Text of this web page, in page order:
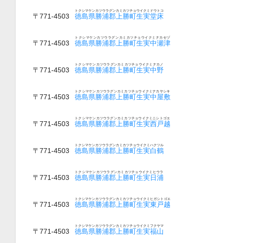
〒771-4503 徳島県勝浦郡上勝町生実堂床
トクシマケンカツウラグンカミカツチョウイクミドウトコ
〒771-4503 徳島県勝浦郡上勝町生実中瀬津
トクシマケンカツウラグンカミカツチョウイクミナカセヅ
〒771-4503 徳島県勝浦郡上勝町生実中野
トクシマケンカツウラグンカミカツチョウイクミナカノ
〒771-4503 徳島県勝浦郡上勝町生実中屋敷
トクシマケンカツウラグンカミカツチョウイクミナカヤシキ
〒771-4503 徳島県勝浦郡上勝町生実西戸越
トクシマケンカツウラグンカミカツチョウイクミニシトゴエ
〒771-4503 徳島県勝浦郡上勝町生実白鶴
トクシマケンカツウラグンカミカツチョウイクミハクツル
〒771-4503 徳島県勝浦郡上勝町生実日浦
トクシマケンカツウラグンカミカツチョウイクミヒウラ
〒771-4503 徳島県勝浦郡上勝町生実東戸越
トクシマケンカツウラグンカミカツチョウイクミヒガシトゴエ
〒771-4503 徳島県勝浦郡上勝町生実福山
トクシマケンカツウラグンカミカツチョウイクミフクヤマ